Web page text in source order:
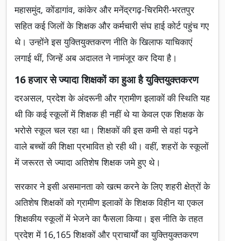
महासमुंद, कोंडागांव, कांकेर और मनेंद्रगढ़-चिरमिरी-भरतपुर
सहित कई जिलों के शिक्षक और कर्मचारी संघ हाई कोर्ट पहुंच गए
थे। उन्होंने इस युक्तियुक्तकरण नीति के खिलाफ याचिकाएं
लगाई थीं, जिन्हें अब अदालत ने नामंजूर कर दिया है।
16 हजार से ज्यादा शिक्षकों का हुआ है युक्तियुक्तकरण
दरअसल, प्रदेश के अंदरूनी और ग्रामीण इलाकों की स्थिति यह
थी कि कई स्कूलों में शिक्षक ही नहीं थे या केवल एक शिक्षक के
भरोसे स्कूल चल रहा था। शिक्षकों की इस कमी से वहां पढ़ने
वाले बच्चों की शिक्षा प्रभावित हो रही थी। वहीं, शहरों के स्कूलों
में जरूरत से ज्यादा अतिशेष शिक्षक जमे हुए थे।
सरकार ने इसी असमानता को खत्म करने के लिए शहरी क्षेत्रों के
अतिशेष शिक्षकों को ग्रामीण इलाकों के शिक्षक विहीन या एकल
शिक्षकीय स्कूलों में भेजने का फैसला किया। इस नीति के तहत
प्रदेश में 16,165 शिक्षकों और प्राचार्यों का युक्तियुक्तकरण